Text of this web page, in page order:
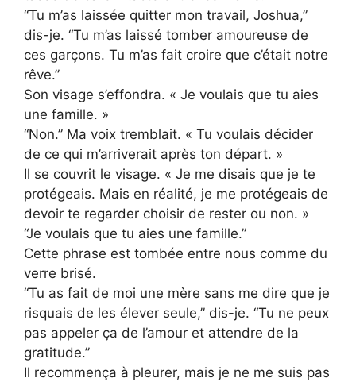
“Tu m’as laissée quitter mon travail, Joshua,”
dis-je. “Tu m’as laissé tomber amoureuse de
ces garçons. Tu m’as fait croire que c’était notre
rêve.”
Son visage s’effondra. « Je voulais que tu aies
une famille. »
“Non.” Ma voix tremblait. « Tu voulais décider
de ce qui m’arriverait après ton départ. »
Il se couvrit le visage. « Je me disais que je te
protégeais. Mais en réalité, je me protégeais de
devoir te regarder choisir de rester ou non. »
“Je voulais que tu aies une famille.”
Cette phrase est tombée entre nous comme du
verre brisé.
“Tu as fait de moi une mère sans me dire que je
risquais de les élever seule,” dis-je. “Tu ne peux
pas appeler ça de l’amour et attendre de la
gratitude.”
Il recommença à pleurer, mais je ne me suis pas